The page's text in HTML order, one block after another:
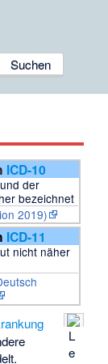
ICD-10
der
bezeichnet
2019)
ICD-11
nicht näher
L
e